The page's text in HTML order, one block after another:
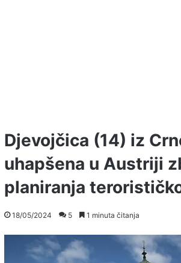
Djevojčica (14) iz
uhapšena u Austriji
planiranja
18/05/2024 5 1 minuta čitanja